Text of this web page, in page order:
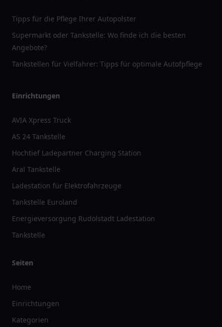
Tipps für die Pflege Ihrer Autopolster
Supermarkt oder Tankstelle: Wo finde ich die besten
Angebote?
Tankstellen für Vielfahrer: Tipps für optimale Autofpflege
Einrichtungen
AVIA Xpress Truck
AS 24 Tankstelle
Hochtief Ladepartner Charging Station
Aral Tankstelle
Ladestation für Elektrofahrzeuge
Tankstelle Euroland
Energieversorgung Rudolstadt Ladestation
Tankstelle
Seiten
Home
Einrichtungen
Kategorien